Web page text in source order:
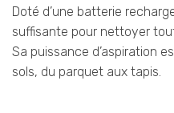
Doté d’une batterie
suffisante pour nettoyer
Sa puissance d’aspiration
sols, du parquet aux tapis.